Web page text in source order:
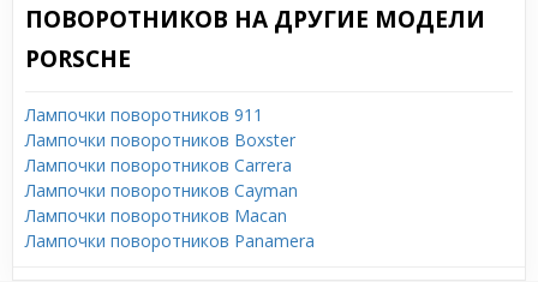
ПОВОРОТНИКОВ НА ДРУГИЕ МОДЕЛИ
PORSCHE
Лампочки поворотников 911
Лампочки поворотников Boxster
Лампочки поворотников Carrera
Лампочки поворотников Cayman
Лампочки поворотников Macan
Лампочки поворотников Panamera